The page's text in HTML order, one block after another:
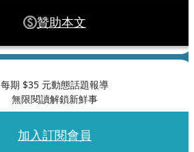
贊助本文
每期 $35 元動態話題報導
無限閱讀解鎖新鮮事
加入訂閱會員